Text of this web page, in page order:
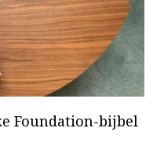
Foundation-bijbel